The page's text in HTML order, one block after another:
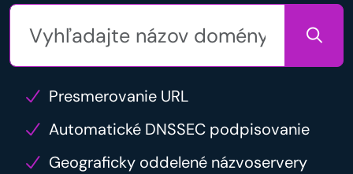
Presmerovanie URL
Automatické DNSSEC podpisovanie
Geograficky oddelené názvoservery